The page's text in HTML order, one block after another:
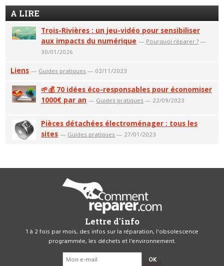
A LIRE
Trois-Rivières : un jeu-vidéo pour sensibiliser
aux impacts du numérique — Pourquoi réparer ? —
30/01/2026
Liens — Guides pratiques — 02/11/2023
🌱💰 70 idées éco-responsables pour économiser
1000€ par an — Guides pratiques — 22/09/2023
Pièces détachées électroménager : tous les
sites — Guides pratiques — 27/01/2023
Lettre d'info
1 à 2 fois par mois, des infos sur la réparation, l'obsolescence
programmée, les déchets et l'environnement.
OK